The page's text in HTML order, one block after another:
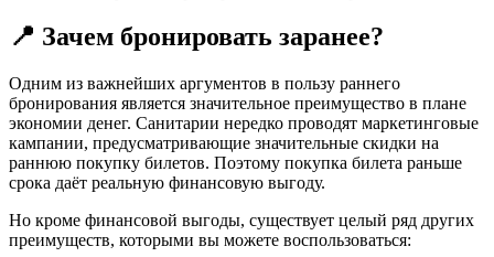
📍 Зачем бронировать заранее?
Одним из важнейших аргументов в пользу раннего
бронирования является значительное преимущество в плане
экономии денег. Санитарии нередко проводят маркетинговые
кампании, предусматривающие значительные скидки на
раннюю покупку билетов. Поэтому покупка билета раньше
срока даёт реальную финансовую выгоду.
Но кроме финансовой выгоды, существует целый ряд других
преимуществ, которыми вы можете воспользоваться: